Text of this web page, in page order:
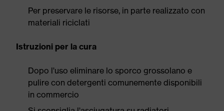
Per preservare le risorse, in parte realizzato con
materiali riciclati
Istruzioni per la cura
Dopo l'uso eliminare lo sporco grossolano e
pulire con detergenti comunemente disponibili
in commercio